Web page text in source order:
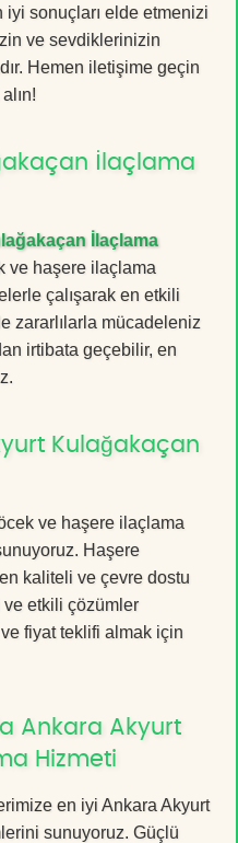
sonuçları elde etmenizi
ve sevdiklerinizin
Hemen iletişime geçin
İlaçlama
İlaçlama
ve haşere ilaçlama
çalışarak en etkili
zararlılarla mücadeleniz
irtibata geçebilir, en
Kulağakaçan
ve haşere ilaçlama
Haşere
kaliteli ve çevre dostu
etkili çözümler
fiyat teklifi almak için
Ankara Akyurt
Hizmeti
en iyi Ankara Akyurt
sunuyoruz. Güçlü